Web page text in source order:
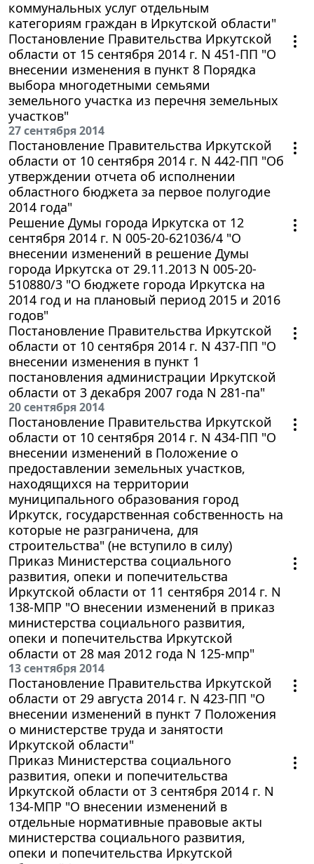
коммунальных услуг отдельным
категориям граждан в Иркутской области"
Постановление Правительства Иркутской
области от 15 сентября 2014 г. N 451-ПП "О
внесении изменения в пункт 8 Порядка
выбора многодетными семьями
земельного участка из перечня земельных
участков"
27 сентября 2014
Постановление Правительства Иркутской
области от 10 сентября 2014 г. N 442-ПП "Об
утверждении отчета об исполнении
областного бюджета за первое полугодие
2014 года"
Решение Думы города Иркутска от 12
сентября 2014 г. N 005-20-621036/4 "О
внесении изменений в решение Думы
города Иркутска от 29.11.2013 N 005-20-
510880/3 "О бюджете города Иркутска на
2014 год и на плановый период 2015 и 2016
годов"
Постановление Правительства Иркутской
области от 10 сентября 2014 г. N 437-ПП "О
внесении изменения в пункт 1
постановления администрации Иркутской
области от 3 декабря 2007 года N 281-па"
20 сентября 2014
Постановление Правительства Иркутской
области от 10 сентября 2014 г. N 434-ПП "О
внесении изменений в Положение о
предоставлении земельных участков,
находящихся на территории
муниципального образования город
Иркутск, государственная собственность на
которые не разграничена, для
строительства" (не вступило в силу)
Приказ Министерства социального
развития, опеки и попечительства
Иркутской области от 11 сентября 2014 г. N
138-МПР "О внесении изменений в приказ
министерства социального развития,
опеки и попечительства Иркутской
области от 28 мая 2012 года N 125-мпр"
13 сентября 2014
Постановление Правительства Иркутской
области от 29 августа 2014 г. N 423-ПП "О
внесении изменений в пункт 7 Положения
о министерстве труда и занятости
Иркутской области"
Приказ Министерства социального
развития, опеки и попечительства
Иркутской области от 3 сентября 2014 г. N
134-МПР "О внесении изменений в
отдельные нормативные правовые акты
министерства социального развития,
опеки и попечительства Иркутской